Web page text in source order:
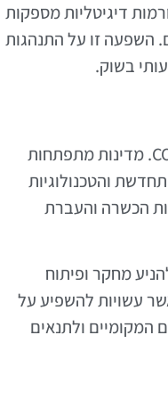
דיגיטליות מספקות
השפעה זו על התנהגות
בשוק.
שיתופי פעולה בין מדינות ובין מגזריים מהווים פן חשוב במאבק בהפחתת פליטות CO₂. מדינות מתפתחות
והטכנולוגיות
הכשרה והעברת
מחקר ופיתוח
עשויות להשפיע על
המקומיים ולתנאים